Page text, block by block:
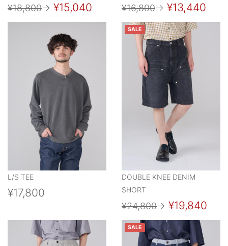
¥18,800→ ¥15,040 ¥16,800→ ¥13,440
L/S TEE
¥17,800
SALE
DOUBLE KNEE DENIM
SHORT
¥24,800→ ¥19,840
SALE